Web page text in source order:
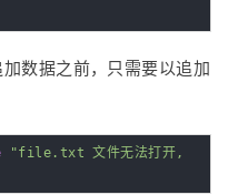
数据之前，只需要以追加
"file.txt 文件无法打开,